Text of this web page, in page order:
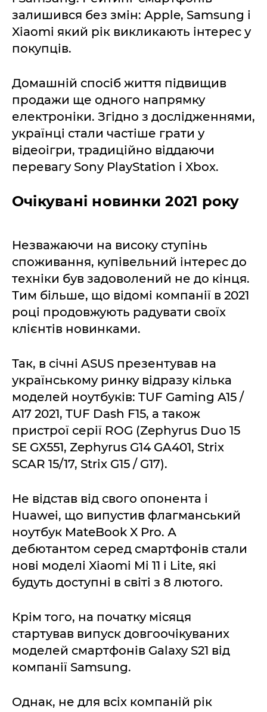
залишився без змін: Apple, Samsung і
Xiaomi який рік викликають інтерес у
покупців.
Домашній спосіб життя підвищив
продажи ще одного напрямку
електроніки. Згідно з дослідженнями,
українці стали частіше грати у
відеоігри, традиційно віддаючи
перевагу Sony PlayStation і Xbox.
Очікувані новинки 2021 року
Незважаючи на високу ступінь
споживання, купівельний інтерес до
техніки був задоволений не до кінця.
Тим більше, що відомі компанії в 2021
році продовжують радувати своїх
клієнтів новинками.
Так, в січні ASUS презентував на
українському ринку відразу кілька
моделей ноутбуків: TUF Gaming A15 /
A17 2021, TUF Dash F15, а також
пристрої серії ROG (Zephyrus Duo 15
SE GX551, Zephyrus G14 GA401, Strix
SCAR 15/17, Strix G15 / G17).
Не відстав від свого опонента і
Huawei, що випустив флагманський
ноутбук MateBook X Pro. А
дебютантом серед смартфонів стали
нові моделі Xiaomi Mi 11 і Lite, які
будуть доступні в світі з 8 лютого.
Крім того, на початку місяця
стартував випуск довгоочікуваних
моделей смартфонів Galaxy S21 від
компанії Samsung.
Однак, не для всіх компаній рік